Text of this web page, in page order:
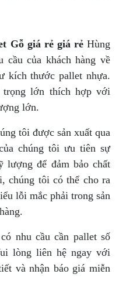
Gỗ giá rẻ giá rẻHùng
cầu của khách hàng về
kích thước pallet nhựa.
lớn thích hợp với
lớn.
tôi được sản xuất qua
chúng tôi ưu tiên sự
lượng để đảm bảo chất
chúng tôi có thể cho ra
lỗi mắc phải trong sản
nhu cầu cần pallet số
lòng liên hệ ngay với
và nhận báo giá miễn